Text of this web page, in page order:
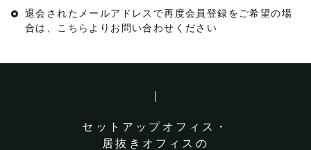
退会されたメールアドレスで再度会員登録をご希望の場
合は、
こちら よりお問い合わせください
セットアップオフィス・
居抜きオフィスの